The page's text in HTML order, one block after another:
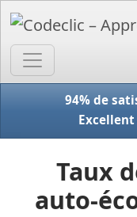
94% de
Excellent
Taux
auto-